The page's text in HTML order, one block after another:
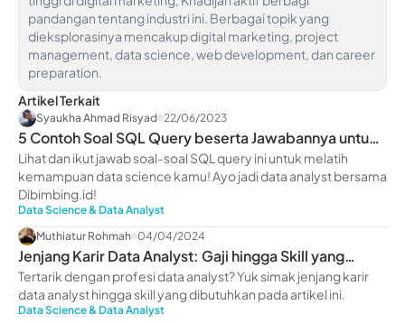
pandangan tentang industri ini. Berbagai topik yang
dieksplorasinya mencakup digital marketing, project
management, data science, web development, dan career
preparation.
Artikel Terkait
Syaukha Ahmad Risyad 22/06/2023
5 Contoh Soal SQL Query beserta Jawabannya untuk
Pemula
Lihat dan ikut jawab soal-soal SQL query ini untuk melatih
kemampuan data science kamu! Ayo jadi data analyst bersama
Dibimbing.id!
Data Science & Data Analyst
Muthiatur Rohmah 04/04/2024
Jenjang Karir Data Analyst: Gaji hingga Skill yang
Dimiliki
Tertarik dengan profesi data analyst? Yuk simak jenjang karir
data analyst hingga skill yang dibutuhkan pada artikel ini.
Data Science & Data Analyst